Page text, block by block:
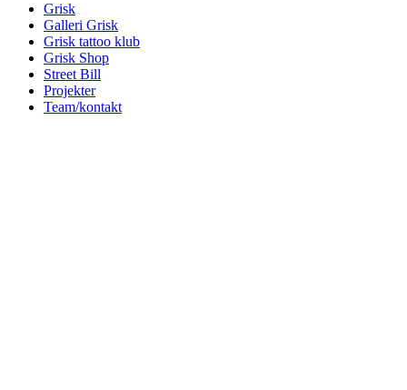
Grisk
Galleri Grisk
Grisk tattoo klub
Grisk Shop
Street Bill
Projekter
Team/kontakt